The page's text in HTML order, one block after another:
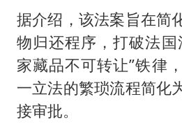
“不建议
据介绍，该法案旨在简
物归还程序，打破法国
家藏品不可转让”铁律
一立法的繁琐流程简化
接审批。